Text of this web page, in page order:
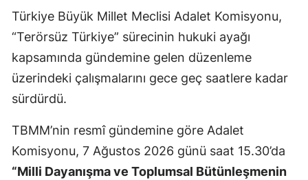
Türkiye Büyük Millet Meclisi Adalet Komisyonu,
“Terörsüz Türkiye” sürecinin hukuki ayağı
kapsamında gündemine gelen düzenleme
üzerindeki çalışmalarını gece geç saatlere kadar
sürdürdü.
TBMM’nin resmî gündemine göre Adalet
Komisyonu, 7 Ağustos 2026 günü saat 15.30’da
“Milli Dayanışma ve Toplumsal Bütünleşmenin